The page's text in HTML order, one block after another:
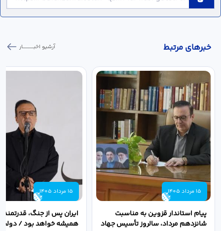
خبر‌های مرتبط آرشیو اخبـــــــــــار
15 مرداد 1405
پیام استاندار قزوین به مناسبت
شانزدهم مرداد، سالروز تأسیس جهاد
15 مرداد 1405
ایران پس از جنگ،
همیشه خواهد بود / دولت